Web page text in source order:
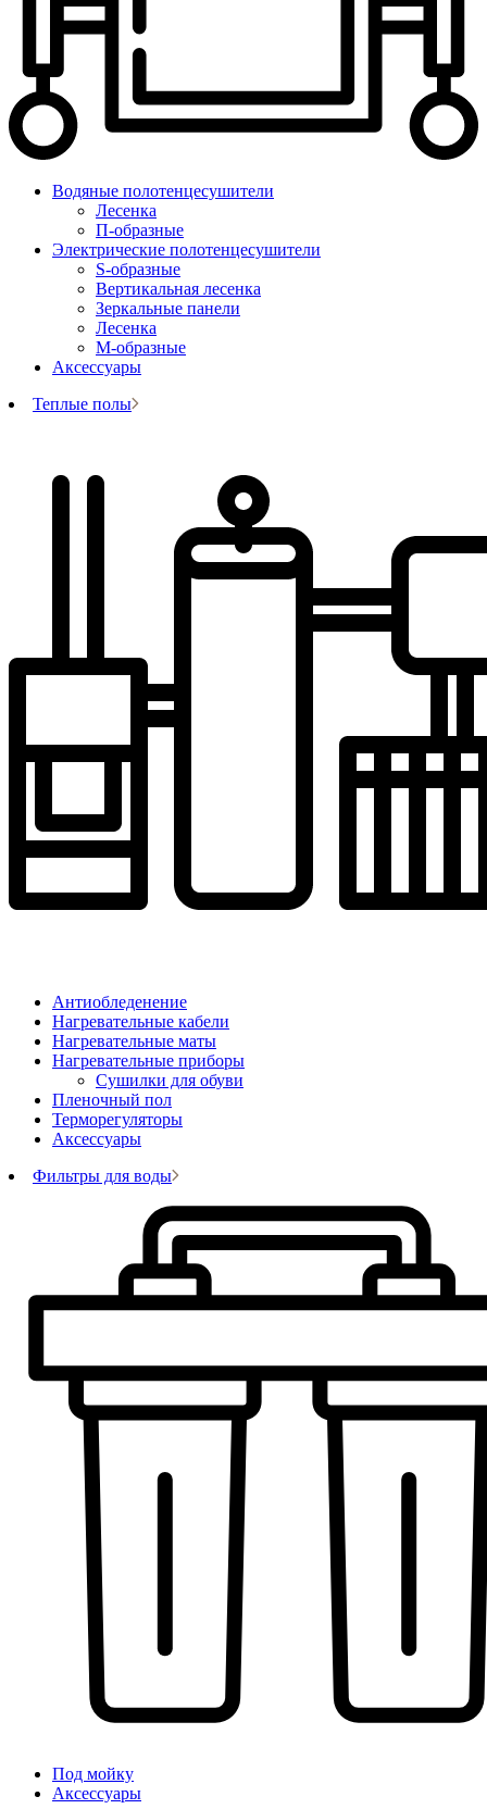
Водяные полотенцесушители
Лесенка
П-образные
Электрические полотенцесушители
S-образные
Вертикальная лесенка
Зеркальные панели
Лесенка
М-образные
Аксессуары
Теплые полы
Антиобледенение
Нагревательные кабели
Нагревательные маты
Нагревательные приборы
Сушилки для обуви
Пленочный пол
Терморегуляторы
Аксессуары
Фильтры для воды
Под мойку
Аксессуары